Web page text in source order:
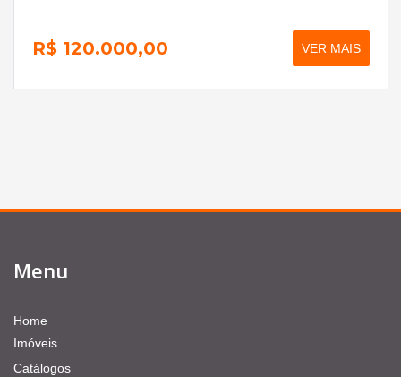
R$ 120.000,00 VER MAIS
Menu
Home
Imóveis
Catálogos